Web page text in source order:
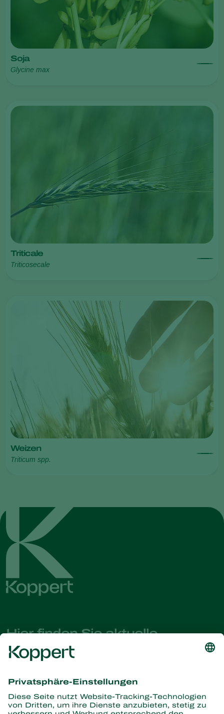
Soja
Glycine max
Triticale
Triticosecale
Weizen
Triticum spp.
Hier finden Sie aktuelle
Nachrichten und Informationen
Partners with Nature